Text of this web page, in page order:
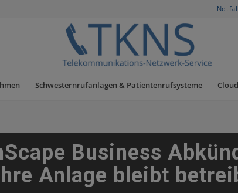
Schwesternrufanlagen & Patientenrufsysteme
Business
Anlage bleibt